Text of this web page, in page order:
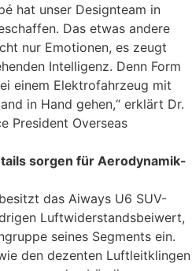
hat unser Designteam in
Das etwas andere
nur Emotionen, es zeugt
Intelligenz. Denn Form
einem Elektrofahrzeug mit
in Hand gehen,“ erklärt Dr.
President Overseas
sorgen für Aerodynamik-
das Aiways U6 SUV-
Luftwiderstandsbeiwert,
seines Segments ein.
den dezenten Luftleitklingen